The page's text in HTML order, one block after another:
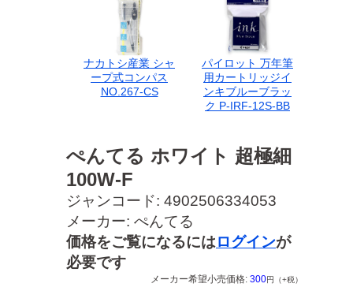
ぺんてる ホワイト 超極細
100W-F
ジャンコード: 4902506334053
メーカー: ぺんてる
価格をご覧になるにはログインが
必要です
メーカー希望小売価格: 300円（+税）
ナカトシ産業 シャ
ープ式コンパス
NO.267-CS
パイロット 万年筆
用カートリッジイ
ンキブルーブラッ
ク P-IRF-12S-BB